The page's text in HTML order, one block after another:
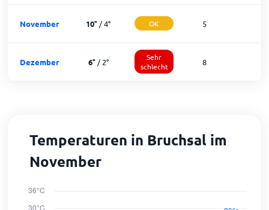
November 10° /4° OK 5
Dezember 6°/2°
Sehr
schlecht
8
Temperaturen in Bruchsal im
November